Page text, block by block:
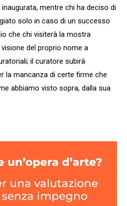
mentre chi ha deciso di
solo in caso di un successo
che chi visiterà la mostra
del proprio nome a
il curatore subirà
la mancanza di certe firme che
abbiamo visto sopra, dalla sua